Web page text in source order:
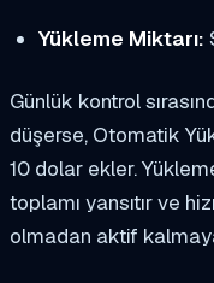
Yükleme Miktarı:
Günlük kontrol
düşerse, Otomatik
10 dolar ekler.
toplamı yansıtır ve
olmadan aktif